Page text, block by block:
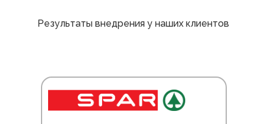
Результаты внедрения у наших клиентов